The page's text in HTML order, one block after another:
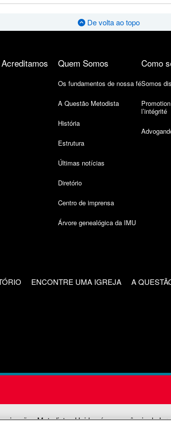
De volta ao topo
Quem Somos
Os fundamentos de nossa fé
A Questão Metodista
História
Estrutura
Últimas notícias
Diretório
Centro de imprensa
Árvore genealógica da IMU
Como
Somos
l’intégrité
ENCONTRE UMA IGREJA A
Metodistas Unidas é uma agência da